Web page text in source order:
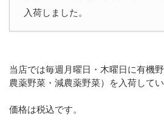
入荷しました。
当店では毎週月曜日・木曜日に有機
農薬野菜・減農薬野菜）を入荷してい
価格は税込です。